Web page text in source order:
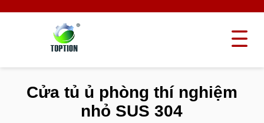
Cửa tủ ủ phòng thí nghiệm
nhỏ SUS 304